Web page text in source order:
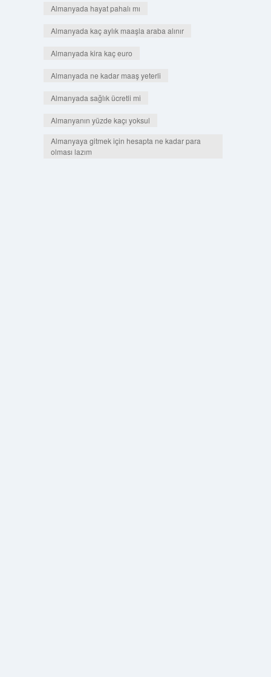
Almanyada hayat pahalı mı
Almanyada kaç aylık maaşla araba alınır
Almanyada kira kaç euro
Almanyada ne kadar maaş yeterli
Almanyada sağlık ücretli mi
Almanyanın yüzde kaçı yoksul
Almanyaya gitmek için hesapta ne kadar para
olması lazım